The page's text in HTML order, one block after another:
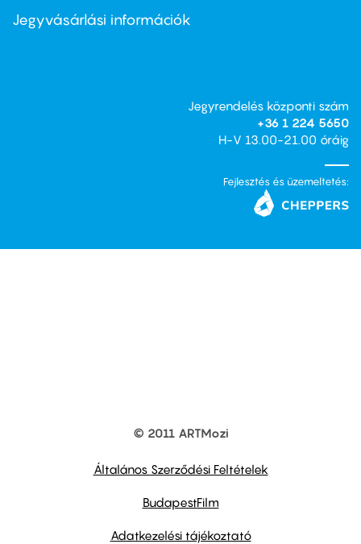
second
Jegyvásárlási információk
Jegyrendelés központi szám
+36 1 224 5650
H-V 13.00-21.00 óráig
Fejlesztés és üzemeltetés:
© 2011 ARTMozi
Általános Szerződési Feltételek
BudapestFilm
Adatkezelési tájékoztató